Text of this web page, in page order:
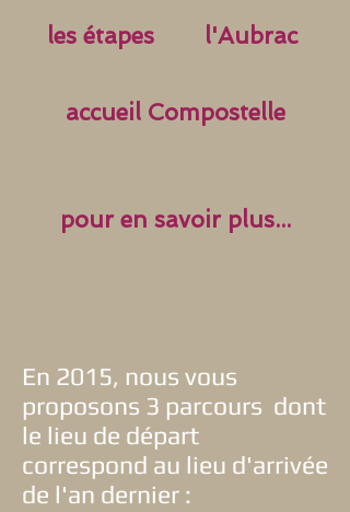
les étapes l'Aubrac
accueil Compostelle
pour en savoir plus...
En 2015, nous vous
proposons 3 parcours dont
le lieu de départ
correspond au lieu d'arrivée
de l'an dernier :